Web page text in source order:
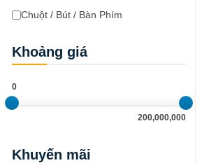
Chuột / Bút / Bàn Phím
Khoảng giá
0
200,000,000
Khuyến mãi